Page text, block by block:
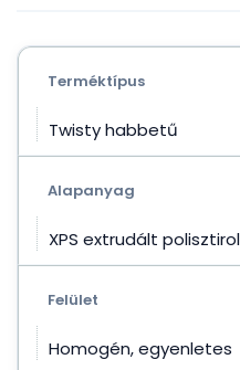
Terméktípus
Twisty habbetű
Alapanyag
XPS extrudált polisztirol
Felület
Homogén, egyenletes